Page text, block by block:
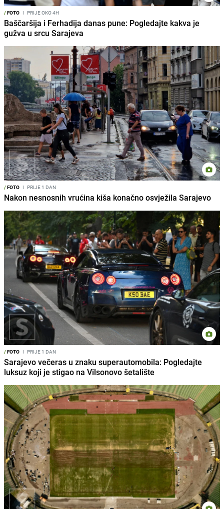
/FOTO I PRIJE OKO 4H
Baščaršija i Ferhadija danas pune: Pogledajte kakva je
gužva u srcu Sarajeva
/FOTO I PRIJE 1 DAN
Nakon nesnosnih vrućina kiša konačno osvježila Sarajevo
/FOTO I PRIJE 1 DAN
Sarajevo večeras u znaku superautomobila: Pogledajte
luksuz koji je stigao na Vilsonovo šetalište